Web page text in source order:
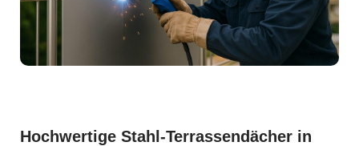
Hochwertige Stahl-Terrassendächer in